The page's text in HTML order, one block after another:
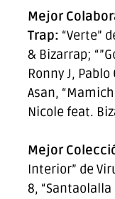
Mejor
Trap: “Verte”
& Bizarrap;
Ronny J, Pablo
Asan,
Nicole feat.
Mejor
Interior” de
8,